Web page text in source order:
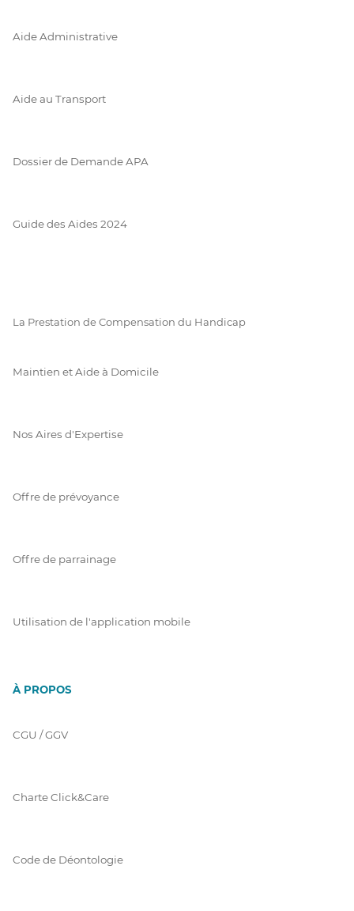
Aide Administrative
Aide au Transport
Dossier de Demande APA
Guide des Aides 2024
La Prestation de Compensation du Handicap
Maintien et Aide à Domicile
Nos Aires d'Expertise
Offre de prévoyance
Offre de parrainage
Utilisation de l'application mobile
À PROPOS
CGU / GGV
Charte Click&Care
Code de Déontologie